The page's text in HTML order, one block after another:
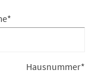
*
Hausnummer*